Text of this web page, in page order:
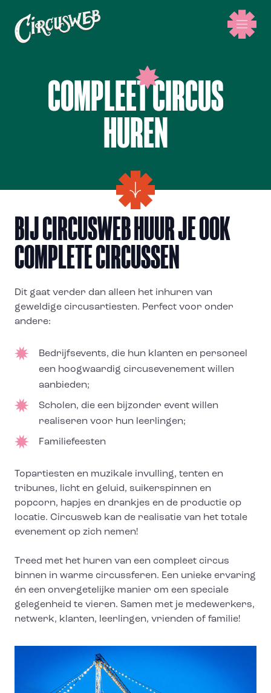
COMPLEET CIRCUS
HUREN
BIJ CIRCUSWEB HUUR JE OOK
COMPLETE CIRCUSSEN
Dit gaat verder dan alleen het inhuren van
geweldige circusartiesten. Perfect voor onder
andere:
Bedrijfsevents, die hun klanten en personeel
een hoogwaardig circusevenement willen
aanbieden;
Scholen, die een bijzonder event willen
realiseren voor hun leerlingen;
Familiefeesten
Topartiesten en muzikale invulling, tenten en
tribunes, licht en geluid, suikerspinnen en
popcorn, hapjes en drankjes en de productie op
locatie. Circusweb kan de realisatie van het totale
evenement op zich nemen!
Treed met het huren van een compleet circus
binnen in warme circussferen. Een unieke ervaring
én een onvergetelijke manier om een speciale
gelegenheid te vieren. Samen met je medewerkers,
netwerk, klanten, leerlingen, vrienden of familie!